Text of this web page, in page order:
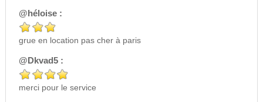
@héloise :
grue en location pas cher à paris
@Dkvad5 :
merci pour le service